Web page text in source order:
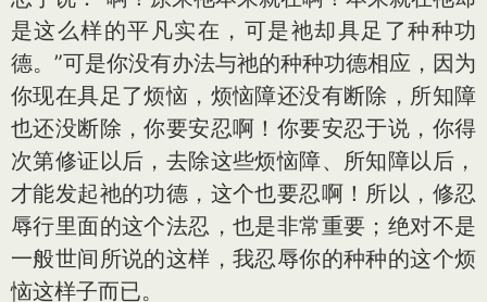
是这么样的平凡实在，可是祂却具足了种种功
德。”可是你没有办法与祂的种种功德相应，因为
你现在具足了烦恼，烦恼障还没有断除，所知障
也还没断除，你要安忍啊！你要安忍于说，你得
次第修证以后，去除这些烦恼障、所知障以后，
才能发起祂的功德，这个也要忍啊！所以，修忍
辱行里面的这个法忍，也是非常重要；绝对不是
一般世间所说的这样，我忍辱你的种种的这个烦
恼这样子而已。